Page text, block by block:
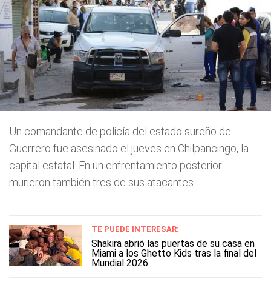
Un comandante de policía del estado sureño de
Guerrero fue asesinado el jueves en Chilpancingo, la
capital estatal. En un enfrentamiento posterior
murieron también tres de sus atacantes.
TE PUEDE INTERESAR:
Shakira abrió las puertas de su casa en
Miami a los Ghetto Kids tras la final del
Mundial 2026